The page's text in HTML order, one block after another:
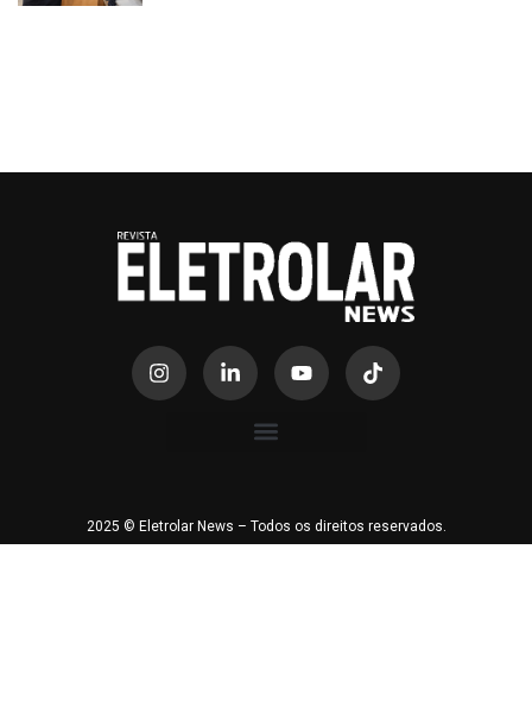
2025 © Eletrolar News – Todos os direitos reservados.